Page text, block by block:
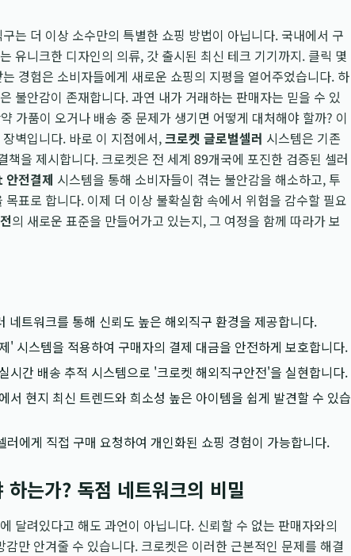
는 더 이상 소수만의 특별한 쇼핑 방법이 아닙니다. 국내에서 구
유니크한 디자인의 의류, 갓 출시된 최신 테크 기기까지. 클릭 몇
경험은 소비자들에게 새로운 쇼핑의 지평을 열어주었습니다. 하
불안감이 존재합니다. 과연 내가 거래하는 판매자는 믿을 수 있
가품이 오거나 배송 중 문제가 생기면 어떻게 대처해야 할까? 이
벽입니다. 바로 이 지점에서,크로켓 글로벌셀러 시스템은 기존
을 제시합니다. 크로켓은 전 세계 89개국에 포진한 검증된 셀러
전결제 시스템을 통해 소비자들이 겪는 불안감을 해소하고, 투
표로 합니다. 이제 더 이상 불확실함 속에서 위험을 감수할 필요
의 새로운 표준을 만들어가고 있는지, 그 여정을 함께 따라가 보
네트워크를 통해 신뢰도 높은 해외직구 환경을 제공합니다.
시스템을 적용하여 구매자의 결제 대금을 안전하게 보호합니다.
시간 배송 추적 시스템으로 '크로켓 해외직구안전'을 실현합니다.
서 현지 최신 트렌드와 희소성 높은 아이템을 쉽게 발견할 수 있습
에게 직접 구매 요청하여 개인화된 쇼핑 경험이 가능합니다.
는가? 독점 네트워크의 비밀
달려있다고 해도 과언이 아닙니다. 신뢰할 수 없는 판매자와의
만 안겨줄 수 있습니다. 크로켓은 이러한 근본적인 문제를 해결